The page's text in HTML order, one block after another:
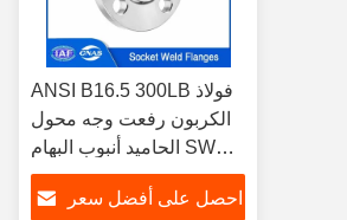
ANSI B16.5 300LB فولاذ
الكربون رفعت وجه محول
الحاميد أنبوب البهام SWRF
NPS 1/2 إلى NPS 24
تطبيق لصناعة الكيماويات
احصل على أفضل سعر